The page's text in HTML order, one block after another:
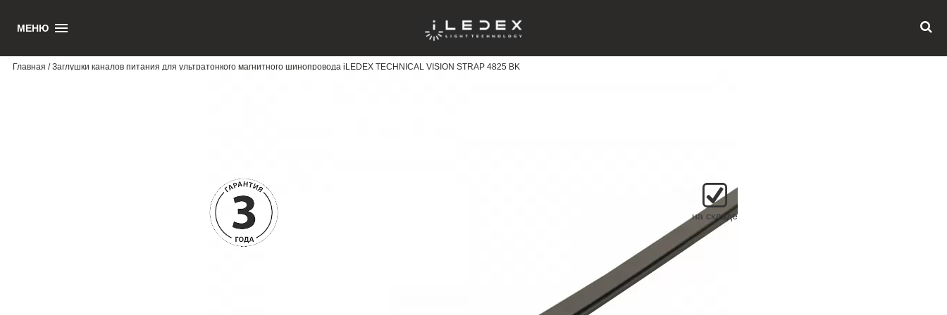
МЕНЮ
Главная / Заглушки каналов питания для ультратонкого магнитного шинопровода iLEDEX TECHNICAL VISION STRAP 4825 BK
на складе